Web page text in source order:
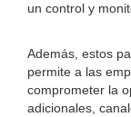
un control y
Además, estos
permite a las
comprometer la
adicionales,